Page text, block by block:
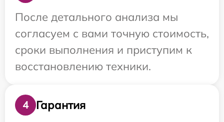
После детального анализа мы
согласуем с вами точную стоимость,
сроки выполнения и приступим к
восстановлению техники.
4
Гарантия